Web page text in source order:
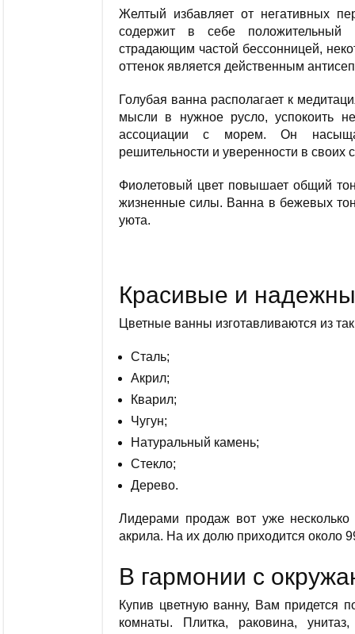
Желтый избавляет от негативных
содержит в себе положительный
страдающим частой бессонницей,
оттенок является действенным
Голубая ванна располагает к
мысли в нужное русло, успокоить
ассоциации с морем. Он
решительности и уверенности в своих
Фиолетовый цвет повышает общий
жизненные силы. Ванна в бежевых
уюта.
Красивые и
Цветные ванны изготавливаются из
Сталь;
Акрил;
Кварил;
Чугун;
Натуральный камень;
Стекло;
Дерево.
Лидерами продаж вот уже
акрила. На их долю приходится около
В гармонии с
Купив цветную ванну, Вам придется
комнаты. Плитка, раковина,